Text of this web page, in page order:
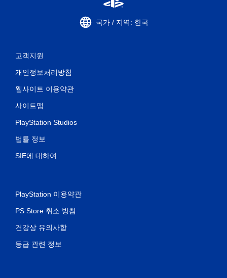
국가 / 지역: 한국
고객지원
개인정보처리방침
웹사이트 이용약관
사이트맵
PlayStation Studios
법률 정보
SIE에 대하여
PlayStation 이용약관
PS Store 취소 방침
건강상 유의사항
등급 관련 정보